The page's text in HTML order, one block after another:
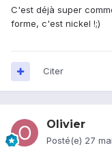
C'est déjà super
forme, c'est nickel !;)
Citer
Olivier
Posté(e) 27